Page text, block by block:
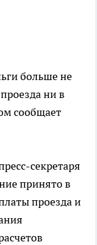
больше не
ни в
сообщает
секретаря
принято в
проезда и